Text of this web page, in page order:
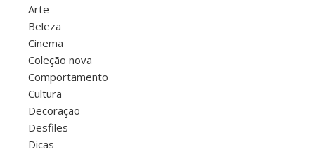
Arte
Beleza
Cinema
Coleção nova
Comportamento
Cultura
Decoração
Desfiles
Dicas